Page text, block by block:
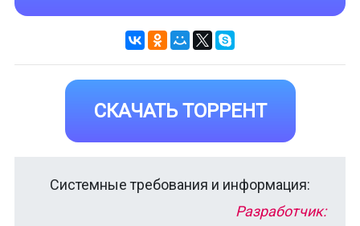
СКАЧАТЬ ТОРРЕНТ
Системные требования и информация:
Разработчик: